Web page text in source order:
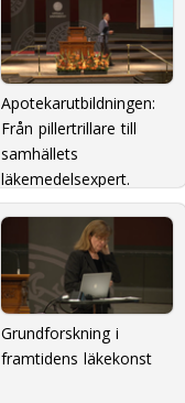
Apotekarutbildningen:
Från pillertrillare till
samhällets
läkemedelsexpert.
Grundforskning i
framtidens läkekonst